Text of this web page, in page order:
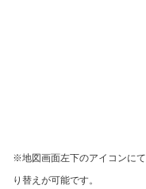
※地図画面左下のアイコンに
り替えが可能です。